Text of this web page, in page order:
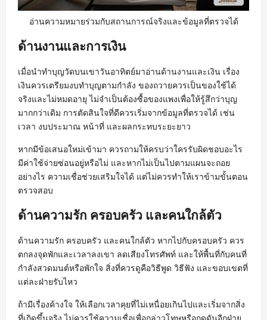
อ่านความหมายร่วมกับสถานการณ์จริงและข้อมูลที่ตรวจได้
ด้านงานและการเงิน
เมื่อนำทำบุญวัดบนเขาวันอาทิตย์มาอ่านด้านงานและเงิน เรื่อง
เงินควรเตรียมงบทำบุญตามกำลัง ของถวายควรเป็นของใช้ได้
จริงและไม่หมดอายุ ไม่จำเป็นต้องซื้อของแพงเพื่อให้รู้สึกว่าบุญ
มากกว่าเดิม การตัดสินใจที่ดีควรเริ่มจากข้อมูลที่ตรวจได้ เช่น
เวลา งบประมาณ หน้าที่ และผลกระทบระยะยาว
หากมีข้อเสนอใหม่เข้ามา ควรถามให้ครบว่าใครรับผิดชอบอะไร
มีค่าใช้จ่ายซ่อนอยู่หรือไม่ และหากไม่เป็นไปตามแผนจะถอย
อย่างไร ความเชื่อช่วยเสริมใจได้ แต่ไม่ควรทำให้เราข้ามขั้นตอน
ตรวจสอบ
ด้านความรัก ครอบครัว และคนใกล้ตัว
ด้านความรัก ครอบครัว และคนใกล้ตัว หากไปกับครอบครัว ควร
ตกลงจุดพักและเวลาลงเขา ลดเสียงโทรศัพท์ และให้พื้นที่กับคนที่
กำลังสวดมนต์หรือพักใจ สิ่งที่ควรดูคือวิธีพูด วิธีฟัง และขอบเขตที่
แต่ละฝ่ายรับไหว
ถ้ามีเรื่องค้างใจ ให้เลือกเวลาคุยที่ไม่เหนื่อยเกินไปและเริ่มจากสิ่ง